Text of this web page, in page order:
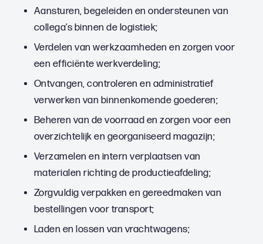
Aansturen, begeleiden en ondersteunen van
collega’s binnen de logistiek;
Verdelen van werkzaamheden en zorgen voor
een efficiënte werkverdeling;
Ontvangen, controleren en administratief
verwerken van binnenkomende goederen;
Beheren van de voorraad en zorgen voor een
overzichtelijk en georganiseerd magazijn;
Verzamelen en intern verplaatsen van
materialen richting de productieafdeling;
Zorgvuldig verpakken en gereedmaken van
bestellingen voor transport;
Laden en lossen van vrachtwagens;